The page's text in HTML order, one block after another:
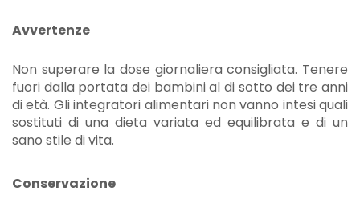
Avvertenze
Non superare la dose giornaliera consigliata. Tenere
fuori dalla portata dei bambini al di sotto dei tre anni
di età. Gli integratori alimentari non vanno intesi quali
sostituti di una dieta variata ed equilibrata e di un
sano stile di vita.
Conservazione